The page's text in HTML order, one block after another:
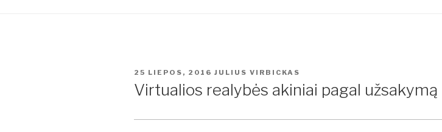
PASKELBTA
25 LIEPOS, 2016 JULIUS VIRBICKAS
Virtualios realybės akiniai pagal užsakymą